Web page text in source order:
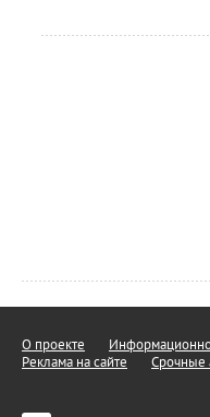
О проекте
Реклама на сайте
Срочные